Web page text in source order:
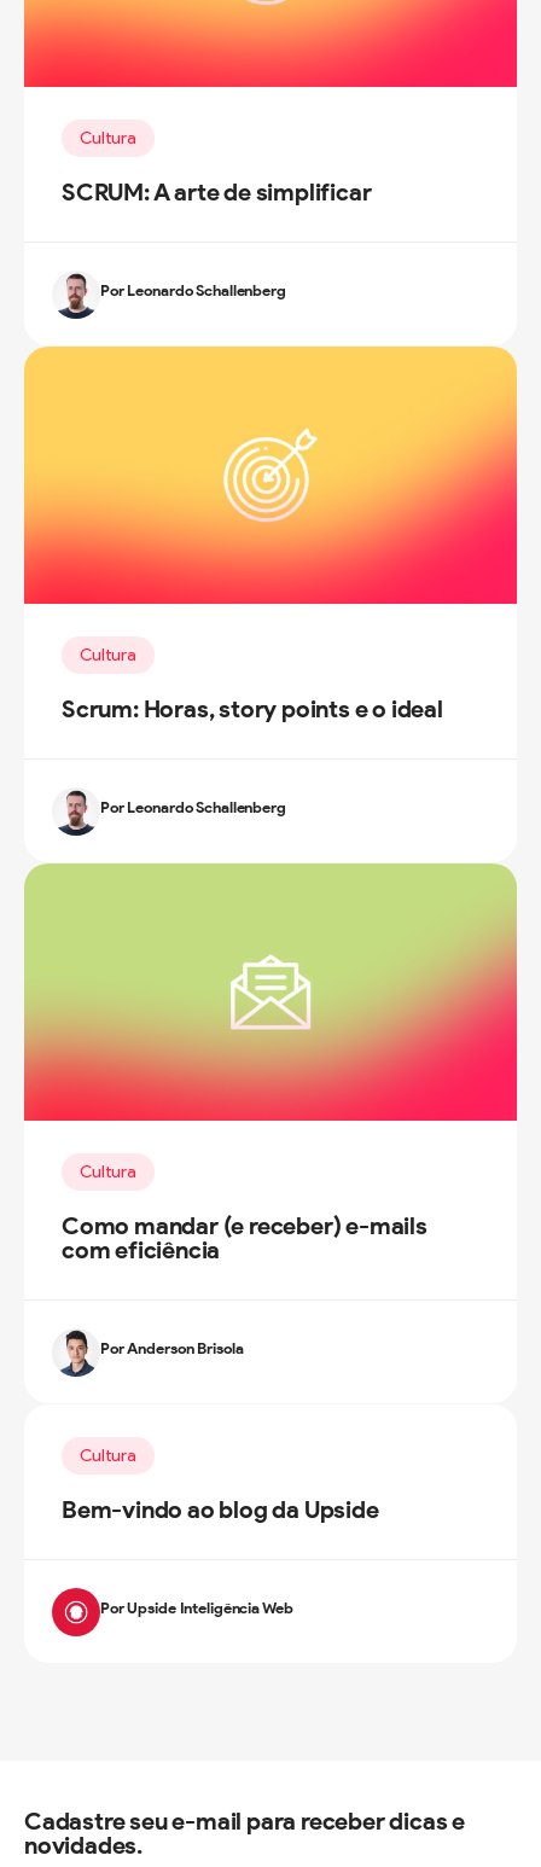
Cultura
SCRUM: A arte de simplificar
Por Leonardo Schallenberg
Cultura
Scrum: Horas, story points e o ideal
Por Leonardo Schallenberg
Cultura
Como mandar (e receber) e-mails
com eficiência
Por Anderson Brisola
Cultura
Bem-vindo ao blog da Upside
Por Upside Inteligência Web
Cadastre seu e-mail para receber dicas e
novidades.